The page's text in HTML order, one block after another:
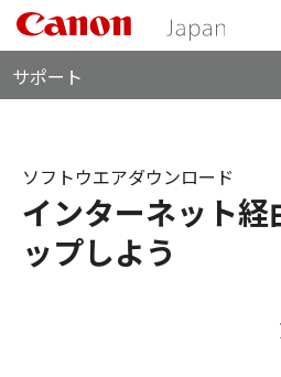
サポート
インターネット
ップしよう
ソフトウエアダウンロード